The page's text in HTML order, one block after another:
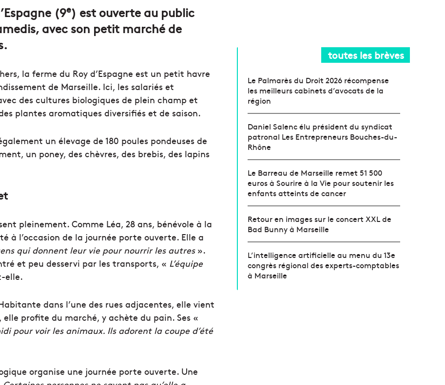
(9e) est ouverte au public
avec son petit marché de
la ferme du Roy d’Espagne est un petit havre
de Marseille. Ici, les salariés et
des cultures biologiques de plein champ et
plantes aromatiques diversifiés et de saison.
un élevage de 180 poules pondeuses de
un poney, des chèvres, des brebis, des lapins
pleinement. Comme Léa, 28 ans, bénévole à la
à l’occasion de la journée porte ouverte. Elle a
qui donnent leur vie pour nourrir les autres».
et peu desservi par les transports, « L’équipe
elle.
dans l’une des rues adjacentes, elle vient
profite du marché, y achète du pain. Ses «
pour voir les animaux. Ils adorent la coupe d’été
organise une journée porte ouverte. Une
toutes les brèves
Le Palmarès du Droit 2026 récompense
les meilleurs cabinets d’avocats de la
région
Daniel Salenc élu président du syndicat
patronal Les Entrepreneurs Bouches-du-
Rhône
Le Barreau de Marseille remet 51 500
euros à Sourire à la Vie pour soutenir les
enfants atteints de cancer
Retour en images sur le concert XXL de
Bad Bunny à Marseille
L’intelligence artificielle au menu du 13e
congrès régional des experts-comptables
à Marseille